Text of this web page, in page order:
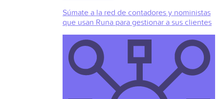
Súmate a la red de contadores y noministas
que usan Runa para gestionar a sus clientes